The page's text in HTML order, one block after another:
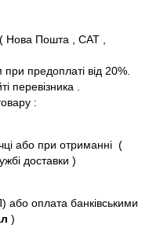
Нова Пошта , САТ ,
предоплаті від 20%.
перевізника .
:
або при отриманні (
доставки )
оплата банківськими
)